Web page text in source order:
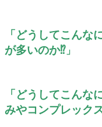
「どうしてこんな
が多いのか⁉ 」
「どうしてこんな
みやコンプレック